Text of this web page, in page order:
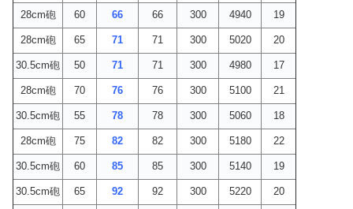
28cm砲 60 66 66 300 4940 19
28cm砲 65 71 71 300 5020 20
30.5cm砲 50 71 71 300 4980 17
28cm砲 70 76 76 300 5100 21
30.5cm砲 55 78 78 300 5060 18
28cm砲 75 82 82 300 5180 22
30.5cm砲 60 85 85 300 5140 19
30.5cm砲 65 92 92 300 5220 20